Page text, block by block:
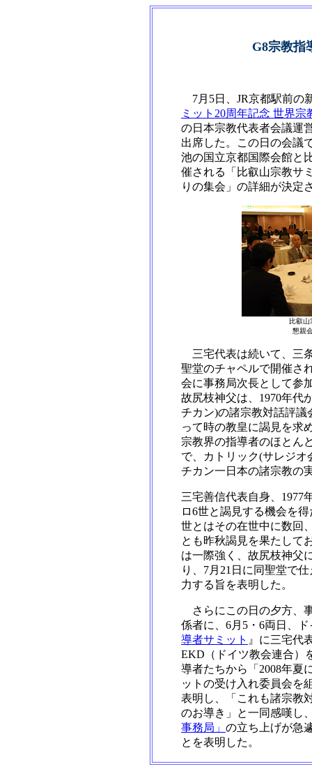
G8宗教指
7月5日、JR京都駅前の
ミット20周年記念 世界
の日本宗教代表者会議運
出席した。この日の会議
池の国立京都国際会館と
催される「比叡山宗教サ
りの集会」の詳細が決定
比叡山
懇親
三宅代表は続いて、三
聖堂のチャペルで開催さ
会に事務局次長として参
故尻枝神父は、1970年代
チカン)の諸宗教対話評
って時の教皇に謁見を求
宗教界の指導者のほとん
で、カトリック(サレジ
チカン一日本の諸宗教の
三宅善信代表自身、1977
ロ6世と謁見する機会を
世とはその在世中に数回
とも昨秋謁見を果たして
は一際強く、故尻枝神父
り、7月21日に同聖堂で
力する旨を表明した。
さらにこの日の夕方、
係者に、6月5・6両日、
導者サミット 』に三宅代
EKD（ドイツ教会連合）
導者たちから「2008年夏
ットの受け入れ委員会を
表明し、「これも諸宗教
のお導き」と一同感嘆し
事務局」 の立ち上げが急
とを表明した。